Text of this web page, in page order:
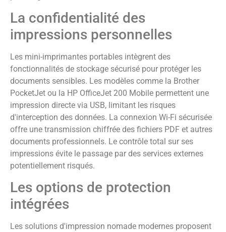
La confidentialité des
impressions personnelles
Les mini-imprimantes portables intègrent des
fonctionnalités de stockage sécurisé pour protéger les
documents sensibles. Les modèles comme la Brother
PocketJet ou la HP OfficeJet 200 Mobile permettent une
impression directe via USB, limitant les risques
d'interception des données. La connexion Wi-Fi sécurisée
offre une transmission chiffrée des fichiers PDF et autres
documents professionnels. Le contrôle total sur ses
impressions évite le passage par des services externes
potentiellement risqués.
Les options de protection
intégrées
Les solutions d'impression nomade modernes proposent